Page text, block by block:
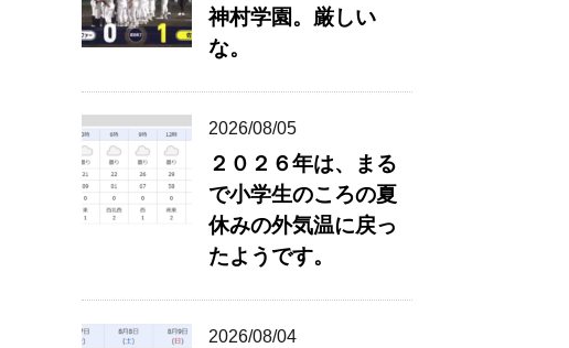
神村学園。厳しい
な。
2026/08/05
２０２６年は、まる
で小学生のころの夏
休みの外気温に戻っ
たようです。
2026/08/04